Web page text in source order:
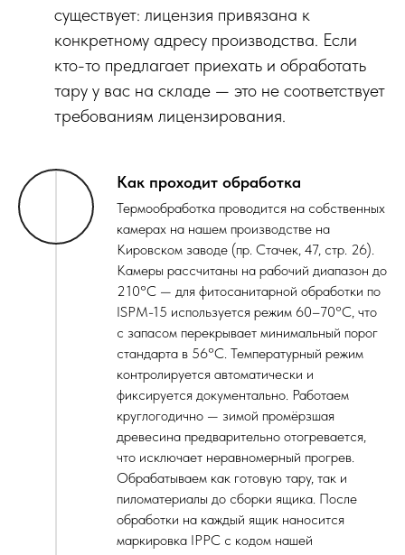
существует: лицензия привязана к
конкретному адресу производства. Если
кто-то предлагает приехать и обработать
тару у вас на складе — это не соответствует
требованиям лицензирования.
Как проходит обработка
Термообработка проводится на собственных
камерах на нашем производстве на
Кировском заводе (пр. Стачек, 47, стр. 26).
Камеры рассчитаны на рабочий диапазон до
210°C — для фитосанитарной обработки по
ISPM-15 используется режим 60–70°C, что
с запасом перекрывает минимальный порог
стандарта в 56°C. Температурный режим
контролируется автоматически и
фиксируется документально. Работаем
круглогодично — зимой промёрзшая
древесина предварительно отогревается,
что исключает неравномерный прогрев.
Обрабатываем как готовую тару, так и
пиломатериалы до сборки ящика. После
обработки на каждый ящик наносится
маркировка IPPC с кодом нашей